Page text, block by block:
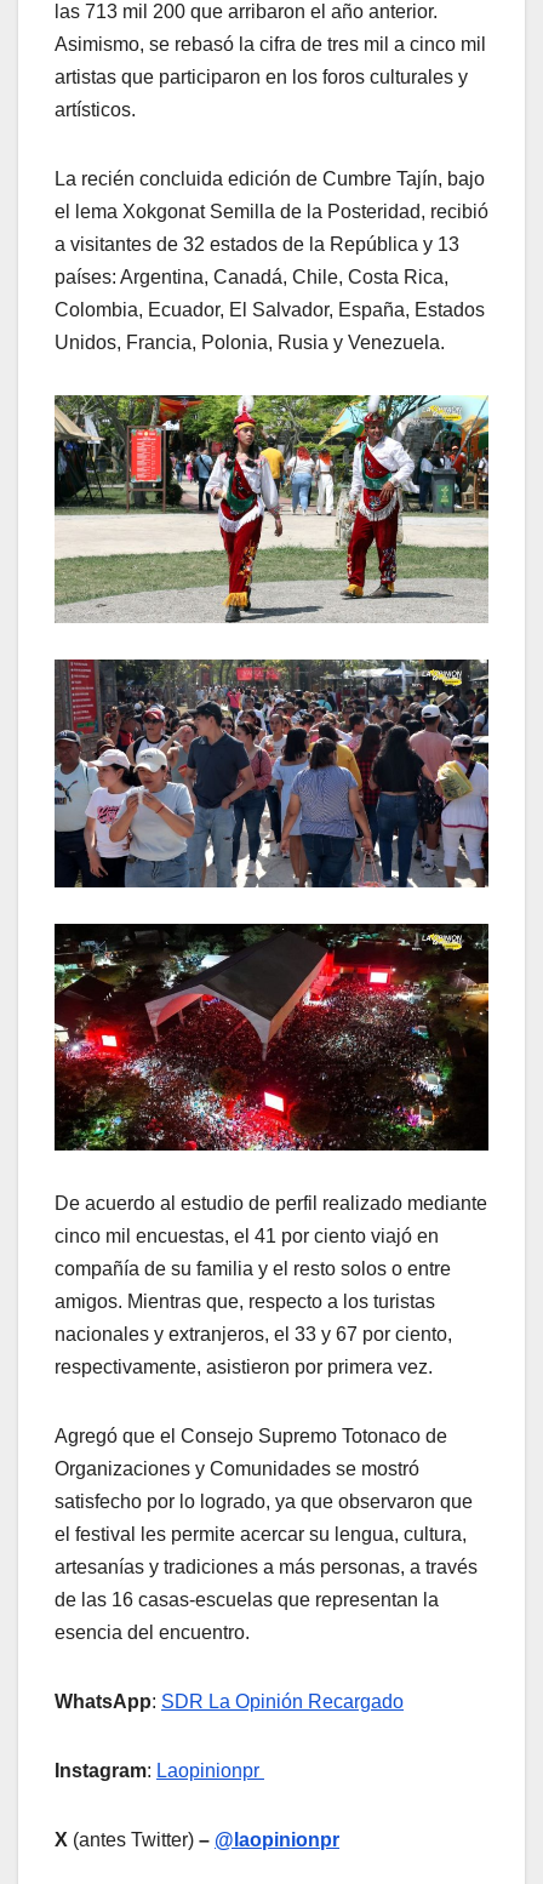
las 713 mil 200 que arribaron el año anterior.
Asimismo, se rebasó la cifra de tres mil a cinco mil
artistas que participaron en los foros culturales y
artísticos.
La recién concluida edición de Cumbre Tajín, bajo
el lema Xokgonat Semilla de la Posteridad, recibió
a visitantes de 32 estados de la República y 13
países: Argentina, Canadá, Chile, Costa Rica,
Colombia, Ecuador, El Salvador, España, Estados
Unidos, Francia, Polonia, Rusia y Venezuela.
De acuerdo al estudio de perfil realizado mediante
cinco mil encuestas, el 41 por ciento viajó en
compañía de su familia y el resto solos o entre
amigos. Mientras que, respecto a los turistas
nacionales y extranjeros, el 33 y 67 por ciento,
respectivamente, asistieron por primera vez.
Agregó que el Consejo Supremo Totonaco de
Organizaciones y Comunidades se mostró
satisfecho por lo logrado, ya que observaron que
el festival les permite acercar su lengua, cultura,
artesanías y tradiciones a más personas, a través
de las 16 casas-escuelas que representan la
esencia del encuentro.
WhatsApp: SDR La Opinión Recargado
Instagram: Laopinionpr
X (antes Twitter) – @laopinionpr